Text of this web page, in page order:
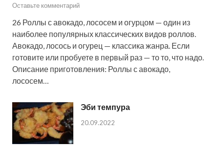
Оставьте комментарий
26 Роллы с авокадо, лососем и огурцом — один из
наиболее популярных классических видов роллов.
Авокадо, лосось и огурец — классика жанра. Если
готовите или пробуете в первый раз — то то, что надо.
Описание приготовления: Роллы с авокадо,
лососем…
Эби темпура
20.09.2022